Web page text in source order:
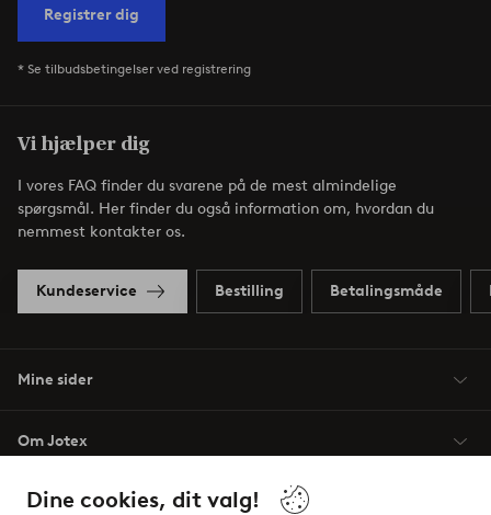
Dine cookies, dit valg!
Registrer dig
* Se tilbudsbetingelser ved registrering
Vi hjælper dig
I vores FAQ finder du svarene på de mest almindelige
spørgsmål. Her finder du også information om, hvordan du
nemmest kontakter os.
Kundeservice Bestilling Betalingsmåde
Mine sider
Om Jotex
Vilkår